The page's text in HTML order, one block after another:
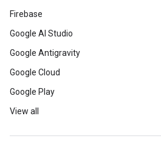
Firebase
Google AI Studio
Google Antigravity
Google Cloud
Google Play
View all